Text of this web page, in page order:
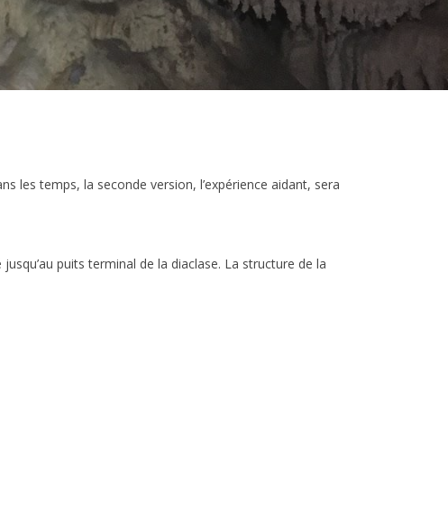
les temps, la seconde version, l’expérience aidant, sera
puits terminal de la diaclase. La structure de la